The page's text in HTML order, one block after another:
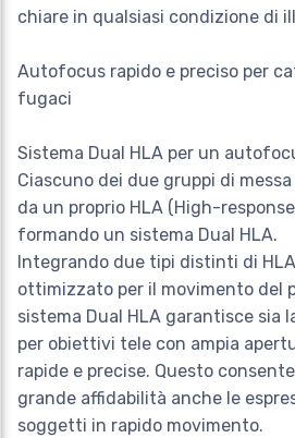
chiare in qualsiasi condizione di
Autofocus rapido e preciso per
fugaci
Sistema Dual HLA per un
Ciascuno dei due gruppi di
da un proprio HLA (High-
formando un sistema Dual HLA.
Integrando due tipi distinti di
ottimizzato per il movimento del
sistema Dual HLA garantisce sia
per obiettivi tele con ampia
rapide e precise. Questo
grande affidabilità anche le
soggetti in rapido movimento.